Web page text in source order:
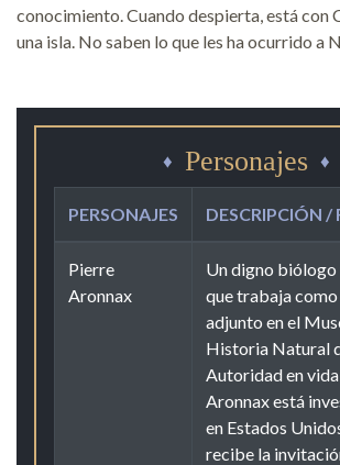
conocimiento. Cuando despierta, está con
una isla. No saben lo que les ha ocurrido a
Personajes
PERSONAJES DESCRIPCIÓN /
Pierre
Aronnax
Un digno biólogo
que trabaja
adjunto en el
Historia Natural
Autoridad en vida
Aronnax está
en Estados
recibe la